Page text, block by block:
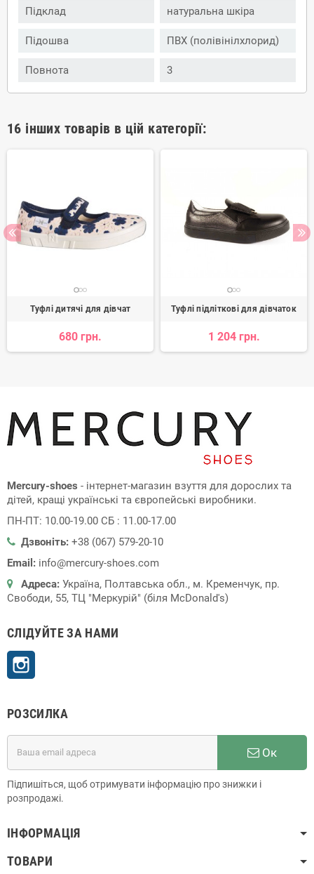
Підклад натуральна шкіра
Підошва ПВХ (полівінілхлорид)
Повнота 3
16 інших товарів в цій категорії:
Туфлі дитячі для дівчат
680 грн.
Туфлі підліткові для дівчаток
1 204 грн.
Mercury-shoes - інтернет-магазин взуття для дорослих та
дітей, кращі українські та європейські виробники.
ПН-ПТ: 10.00-19.00 СБ : 11.00-17.00
Дзвоніть: +38 (067) 579-20-10
Email: info@mercury-shoes.com
Адреса: Україна, Полтавська обл., м. Кременчук, пр.
Свободи, 55, ТЦ "Меркурій" (біля McDonald's)
СЛІДУЙТЕ ЗА НАМИ
РОЗСИЛКА
Ок
Підпишіться, щоб отримувати інформацію про знижки і
розпродажі.
ІНФОРМАЦІЯ
ТОВАРИ